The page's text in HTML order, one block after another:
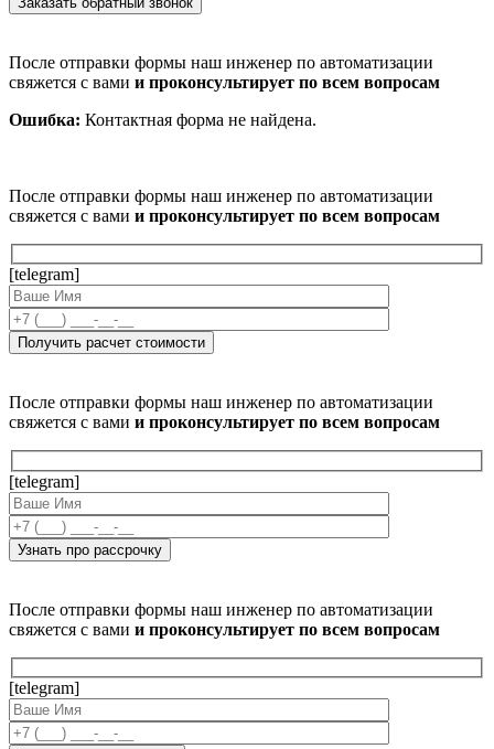
После отправки формы наш инженер по автоматизации
свяжется с вами и проконсультирует по всем вопросам
Ошибка: Контактная форма не найдена.
После отправки формы наш инженер по автоматизации
свяжется с вами и проконсультирует по всем вопросам
[telegram]
После отправки формы наш инженер по автоматизации
свяжется с вами и проконсультирует по всем вопросам
[telegram]
После отправки формы наш инженер по автоматизации
свяжется с вами и проконсультирует по всем вопросам
[telegram]